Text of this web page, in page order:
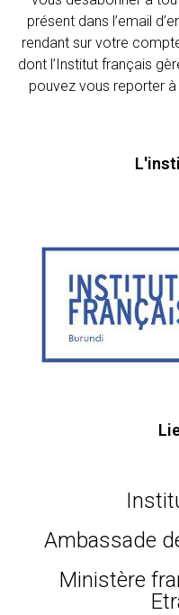
présent dans l’email
rendant sur votre
dont l’Institut français
pouvez vous reporter
Ambassade
Ministère